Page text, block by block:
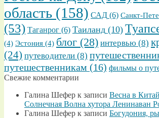
область (158) САД (6) Санкт-
(53) Таганрог (6) Таиланд (10)
(4) Эстония (4) блог (28) интервью (8)
(24) путеводители (8)
путешественникам (16) фильмы о
Свежие комментарии
Галина Шефер к записи Весна в
Солнечная Волна хутора Ленинаван
Галина Шефер к записи Богудония,